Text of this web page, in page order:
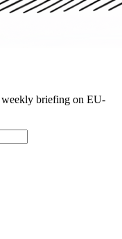
weekly briefing on EU-